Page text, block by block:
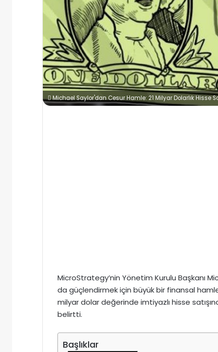
Michael Saylor'dan Cesur Hamle: 21 Milyar Dolarlık Hisse
MicroStrategy’nin Yönetim Kurulu Başkanı
da güçlendirmek için büyük bir finansal
milyar dolar değerinde imtiyazlı hisse
belirtti.
Başlıklar